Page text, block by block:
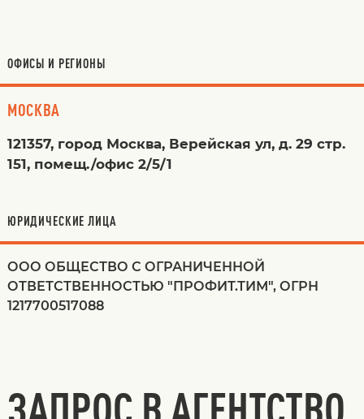
ОФИСЫ И РЕГИОНЫ
МОСКВА
121357, город Москва, Верейская ул, д. 29 стр.
151, помещ./офис 2/5/1
ЮРИДИЧЕСКИЕ ЛИЦА
ООО ОБЩЕСТВО С ОГРАНИЧЕННОЙ
ОТВЕТСТВЕННОСТЬЮ "ПРОФИТ.ТИМ", ОГРН
1217700517088
ЗАПРОС В АГЕНТСТВО